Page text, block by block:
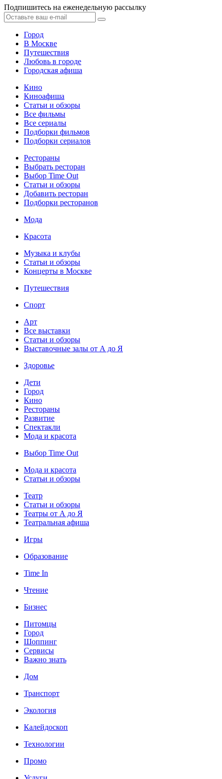
Подпишитесь на еженедельную рассылку
Город
В Москве
Путешествия
Любовь в городе
Городская афиша
Кино
Киноафиша
Статьи и обзоры
Все фильмы
Все сериалы
Подборки фильмов
Подборки сериалов
Рестораны
Выбрать ресторан
Выбор Time Out
Статьи и обзоры
Добавить ресторан
Подборки ресторанов
Мода
Красота
Музыка и клубы
Статьи и обзоры
Концерты в Москве
Путешествия
Спорт
Арт
Все выставки
Статьи и обзоры
Выставочные залы от А до Я
Здоровье
Дети
Город
Кино
Рестораны
Развитие
Спектакли
Мода и красота
Выбор Time Out
Мода и красота
Статьи и обзоры
Театр
Статьи и обзоры
Театры от А до Я
Театральная афиша
Игры
Образование
Time In
Чтение
Бизнес
Питомцы
Город
Шоппинг
Сервисы
Важно знать
Дом
Транспорт
Экология
Калейдоскоп
Технологии
Промо